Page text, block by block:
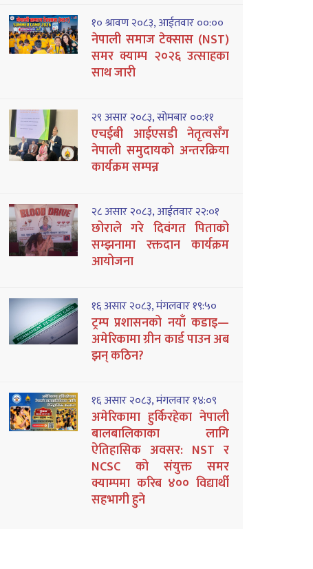
१० श्रावण २०८३, आईतवार ००:००
नेपाली समाज टेक्सास (NST)
समर क्याम्प २०२६ उत्साहका
साथ जारी
२९ असार २०८३, सोमबार ००:११
एचईबी आईएसडी नेतृत्वसँग
नेपाली समुदायको अन्तरक्रिया
कार्यक्रम सम्पन्न
२८ असार २०८३, आईतवार २२:०१
छोराले गरे दिवंगत पिताको
सम्झनामा रक्तदान कार्यक्रम
आयोजना
१६ असार २०८३, मंगलवार १९:५०
ट्रम्प प्रशासनको नयाँ कडाइ—
अमेरिकामा ग्रीन कार्ड पाउन अब
झन् कठिन?
१६ असार २०८३, मंगलवार १४:०९
अमेरिकामा हुर्किरहेका नेपाली
बालबालिकाका लागि
ऐतिहासिक अवसर: NST र
NCSC को संयुक्त समर
क्याम्पमा करिब ४०० विद्यार्थी
सहभागी हुने